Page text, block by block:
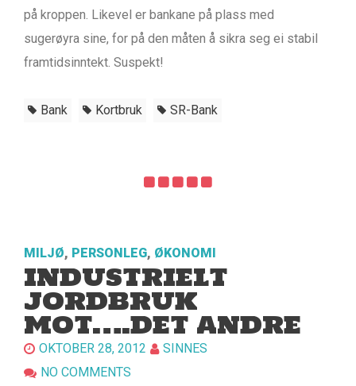
på kroppen. Likevel er bankane på plass med
sugerøyra sine, for på den måten å sikra seg ei stabil
framtidsinntekt. Suspekt!
Bank Kortbruk SR-Bank
MILJØ, PERSONLEG, ØKONOMI
INDUSTRIELT
JORDBRUK
MOT….DET ANDRE
OKTOBER 28, 2012
SINNES
NO COMMENTS